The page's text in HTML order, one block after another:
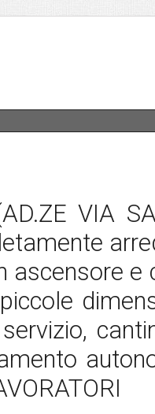
VIA
ascensore